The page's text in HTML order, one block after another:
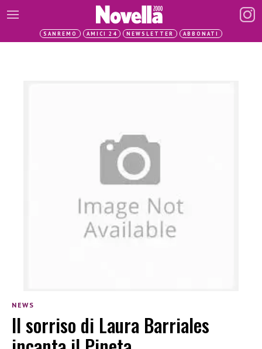
SANREMO AMICI 24 NEWSLETTER ABBONATI
NEWS
Il sorriso di Laura Barriales